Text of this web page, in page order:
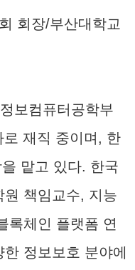
회장/부산대학교
보컴퓨터공학부
재직 중이며, 한
맡고 있다. 한국
책임교수, 지능
록체인 플랫폼 연
정보보호 분야에